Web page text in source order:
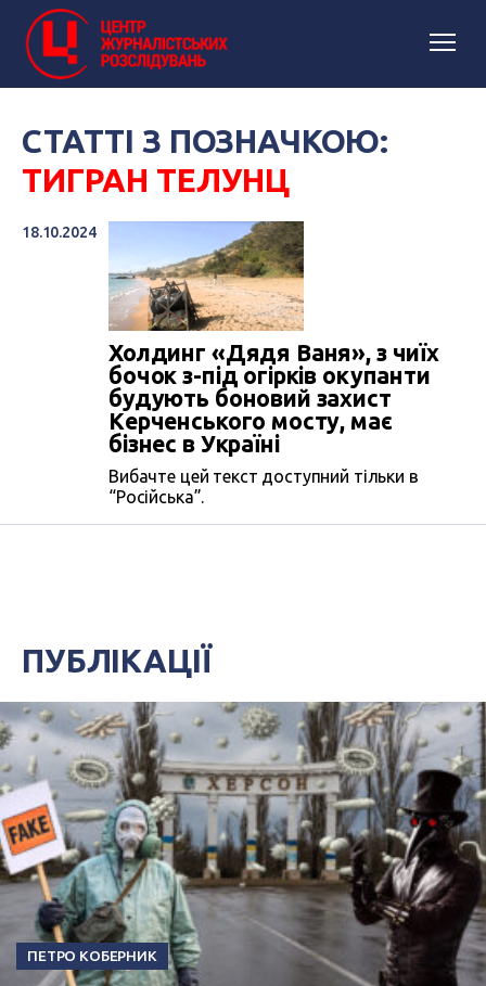
СТАТТІ З ПОЗНАЧКОЮ:
ТИГРАН ТЕЛУНЦ
18.10.2024
Холдинг «Дядя Ваня», з чиїх
бочок з-під огірків окупанти
будують боновий захист
Керченського мосту, має
бізнес в Україні
Вибачте цей текст доступний тільки в
“Російська”.
ПУБЛІКАЦІЇ
ПЕТРО КОБЕРНИК